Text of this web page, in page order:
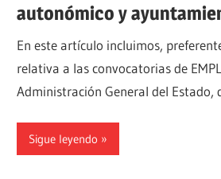
autonómico y
En este artículo incluimos,
relativa a las convocatorias de
Administración General del Estado,
Sigue leyendo